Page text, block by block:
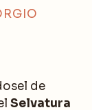
de
Selvatura